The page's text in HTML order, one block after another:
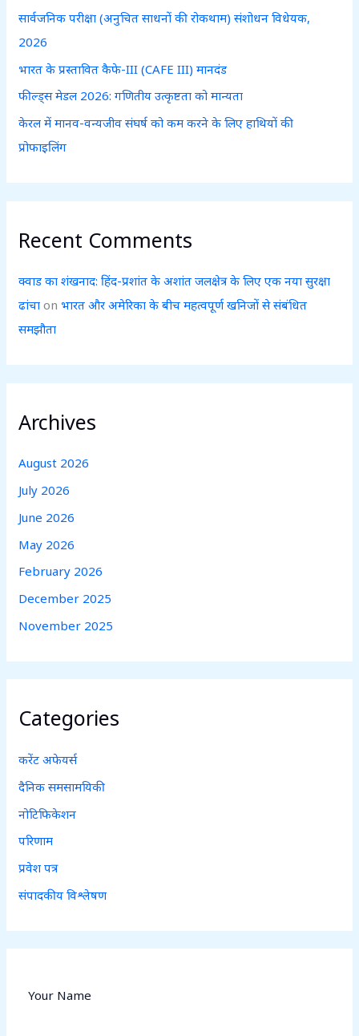
सार्वजनिक परीक्षा (अनुचित साधनों की रोकथाम) संशोधन विधेयक,
2026
भारत के प्रस्तावित कैफे-III (CAFE III) मानदंड
फील्ड्स मेडल 2026: गणितीय उत्कृष्टता को मान्यता
केरल में मानव-वन्यजीव संघर्ष को कम करने के लिए हाथियों की
प्रोफाइलिंग
Recent Comments
क्वाड का शंखनाद: हिंद-प्रशांत के अशांत जलक्षेत्र के लिए एक नया सुरक्षा
ढांचा onभारत और अमेरिका के बीच महत्वपूर्ण खनिजों से संबंधित
समझौता
Archives
August 2026
July 2026
June 2026
May 2026
February 2026
December 2025
November 2025
Categories
करेंट अफेयर्स
दैनिक समसामयिकी
नोटिफिकेशन
परिणाम
प्रवेश पत्र
संपादकीय विश्लेषण